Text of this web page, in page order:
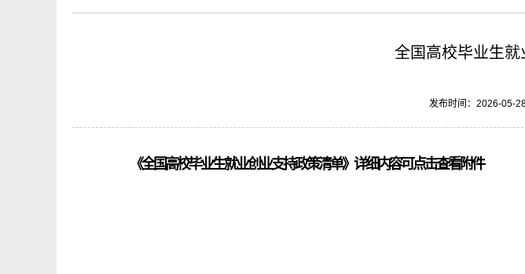
全国高校毕业生
发布时间：2026-05-
《全国高校毕业生就业创业支持政策清单》详细内容可点击查看附件